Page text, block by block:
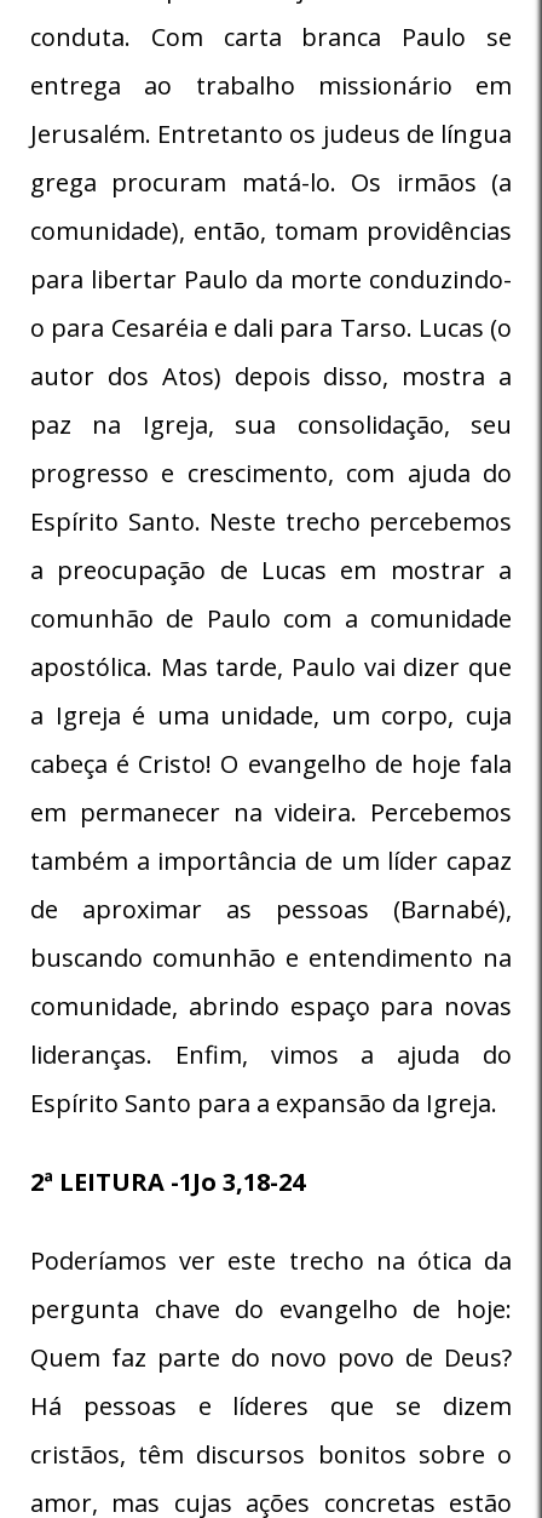
conduta. Com carta branca Paulo se
entrega ao trabalho missionário em
Jerusalém. Entretanto os judeus de língua
grega procuram matá-lo. Os irmãos (a
comunidade), então, tomam providências
para libertar Paulo da morte conduzindo-
o para Cesaréia e dali para Tarso. Lucas (o
autor dos Atos) depois disso, mostra a
paz na Igreja, sua consolidação, seu
progresso e crescimento, com ajuda do
Espírito Santo. Neste trecho percebemos
a preocupação de Lucas em mostrar a
comunhão de Paulo com a comunidade
apostólica. Mas tarde, Paulo vai dizer que
a Igreja é uma unidade, um corpo, cuja
cabeça é Cristo! O evangelho de hoje fala
em permanecer na videira. Percebemos
também a importância de um líder capaz
de aproximar as pessoas (Barnabé),
buscando comunhão e entendimento na
comunidade, abrindo espaço para novas
lideranças. Enfim, vimos a ajuda do
Espírito Santo para a expansão da Igreja.
2ª LEITURA -1Jo 3,18-24
Poderíamos ver este trecho na ótica da
pergunta chave do evangelho de hoje:
Quem faz parte do novo povo de Deus?
Há pessoas e líderes que se dizem
cristãos, têm discursos bonitos sobre o
amor, mas cujas ações concretas estão